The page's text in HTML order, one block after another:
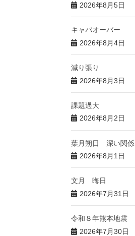
2026年8月5日
キャパオーバー
2026年8月4日
減り張り
2026年8月3日
課題過大
2026年8月2日
葉月朔日 深い関係
2026年8月1日
文月 晦日
2026年7月31日
令和８年熊本地震
2026年7月30日